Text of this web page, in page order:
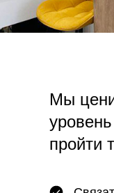
Мы
пройти